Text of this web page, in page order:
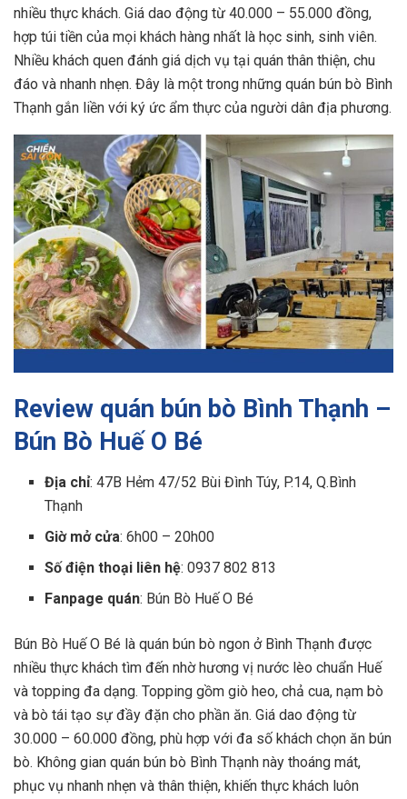
nhiều thực khách. Giá dao động từ 40.000 – 55.000 đồng,
hợp túi tiền của mọi khách hàng nhất là học sinh, sinh viên.
Nhiều khách quen đánh giá dịch vụ tại quán thân thiện, chu
đáo và nhanh nhẹn. Đây là một trong những quán bún bò Bình
Thạnh gắn liền với ký ức ẩm thực của người dân địa phương.
Review quán bún bò Bình Thạnh –
Bún Bò Huế O Bé
Địa chỉ: 47B Hẻm 47/52 Bùi Đình Túy, P.14, Q.Bình
Thạnh
Giờ mở cửa: 6h00 – 20h00
Số điện thoại liên hệ: 0937 802 813
Fanpage quán: Bún Bò Huế O Bé
Bún Bò Huế O Bé là quán bún bò ngon ở Bình Thạnh được
nhiều thực khách tìm đến nhờ hương vị nước lèo chuẩn Huế
và topping đa dạng. Topping gồm giò heo, chả cua, nạm bò
và bò tái tạo sự đầy đặn cho phần ăn. Giá dao động từ
30.000 – 60.000 đồng, phù hợp với đa số khách chọn ăn bún
bò. Không gian quán bún bò Bình Thạnh này thoáng mát,
phục vụ nhanh nhẹn và thân thiện, khiến thực khách luôn